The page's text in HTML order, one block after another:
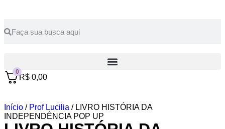
0
R$ 0,00
Início / Prof Lucilia / LIVRO HISTÓRIA DA
INDEPENDÊNCIA POP UP